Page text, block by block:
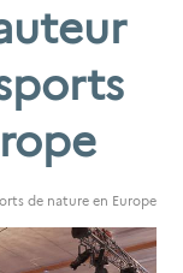
de nature en Europe